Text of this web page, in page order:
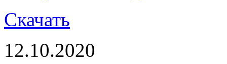
Скачать
12.10.2020